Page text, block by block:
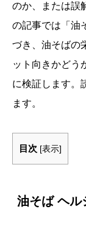
のか、または誤
の記事では「油
づき、油そばの
ット向きかどう
に検証します。
ます。
目次 [表示]
油そば ヘル